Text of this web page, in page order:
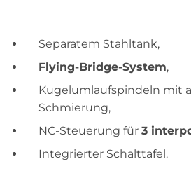
Separatem Stahltank,
Flying-Bridge-System,
Kugelumlaufspindeln mit
Schmierung,
NC-Steuerung für 3
Integrierter Schalttafel.